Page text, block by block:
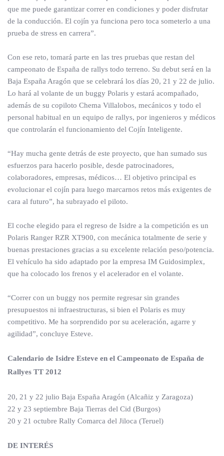
que me puede garantizar correr en condiciones y poder disfrutar
de la conducción. El cojín ya funciona pero toca someterlo a una
prueba de stress en carrera”.
Con ese reto, tomará parte en las tres pruebas que restan del
campeonato de España de rallys todo terreno. Su debut será en la
Baja España Aragón que se celebrará los días 20, 21 y 22 de julio.
Lo hará al volante de un buggy Polaris y estará acompañado,
además de su copiloto Chema Villalobos, mecánicos y todo el
personal habitual en un equipo de rallys, por ingenieros y médicos
que controlarán el funcionamiento del Cojín Inteligente.
“Hay mucha gente detrás de este proyecto, que han sumado sus
esfuerzos para hacerlo posible, desde patrocinadores,
colaboradores, empresas, médicos… El objetivo principal es
evolucionar el cojín para luego marcarnos retos más exigentes de
cara al futuro”, ha subrayado el piloto.
El coche elegido para el regreso de Isidre a la competición es un
Polaris Ranger RZR XT900, con mecánica totalmente de serie y
buenas prestaciones gracias a su excelente relación peso/potencia.
El vehículo ha sido adaptado por la empresa IM Guidosimplex,
que ha colocado los frenos y el acelerador en el volante.
“Correr con un buggy nos permite regresar sin grandes
presupuestos ni infraestructuras, si bien el Polaris es muy
competitivo. Me ha sorprendido por su aceleración, agarre y
agilidad”, concluye Esteve.
Calendario de Isidre Esteve en el Campeonato de España de
Rallyes TT 2012
20, 21 y 22 julio Baja España Aragón (Alcañiz y Zaragoza)
22 y 23 septiembre Baja Tierras del Cid (Burgos)
20 y 21 octubre Rally Comarca del Jiloca (Teruel)
DE INTERÉS